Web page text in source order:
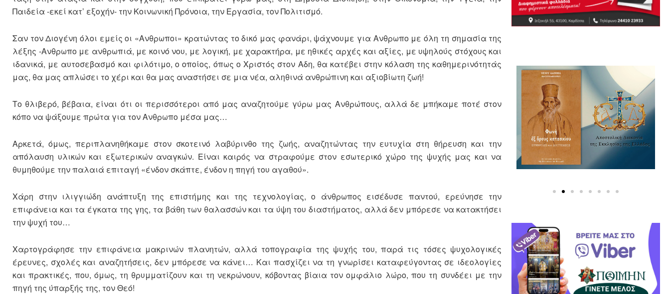
Παιδεία -εκεί κατ’ εξοχήν- την Κοινωνική Πρόνοια, την Εργασία, τον Πολιτισμό.
Σαν τον Διογένη όλοι εμείς οι «Ανθρωποι» κρατώντας το δικό μας φανάρι, ψάχνουμε για Ανθρωπο με όλη τη σημασία της
λέξης -Ανθρωπο με ανθρωπιά, με κοινό νου, με λογική, με χαρακτήρα, με ηθικές αρχές και αξίες, με υψηλούς στόχους και
ιδανικά, με αυτοσεβασμό και φιλότιμο, ο οποίος, όπως ο Χριστός στον Αδη, θα κατέβει στην κόλαση της καθημερινότητάς
μας, θα μας απλώσει το χέρι και θα μας αναστήσει σε μια νέα, αληθινά ανθρώπινη και αξιοβίωτη ζωή!
Το θλιβερό, βέβαια, είναι ότι οι περισσότεροι από μας αναζητούμε γύρω μας Ανθρώπους, αλλά δε μπήκαμε ποτέ στον
κόπο να ψάξουμε πρώτα για τον Ανθρωπο μέσα μας…
Αρκετά, όμως, περιπλανηθήκαμε στον σκοτεινό λαβύρινθο της ζωής, αναζητώντας την ευτυχία στη θήρευση και την
απόλαυση υλικών και εξωτερικών αναγκών. Είναι καιρός να στραφούμε στον εσωτερικό χώρο της ψυχής μας και να
θυμηθούμε την παλαιά επιταγή «ένδον σκάπτε, ένδον η πηγή του αγαθού».
Χάρη στην ιλιγγιώδη ανάπτυξη της επιστήμης και της τεχνολογίας, ο άνθρωπος εισέδυσε παντού, ερεύνησε την
επιφάνεια και τα έγκατα της γης, τα βάθη των θαλασσών και τα ύψη του διαστήματος, αλλά δεν μπόρεσε να κατακτήσει
την ψυχή του…
Χαρτογράφησε την επιφάνεια μακρινών πλανητών, αλλά τοπογραφία της ψυχής του, παρά τις τόσες ψυχολογικές
έρευνες, σχολές και αναζητήσεις, δεν μπόρεσε να κάνει… Και πασχίζει να τη γνωρίσει καταφεύγοντας σε ιδεολογίες
και πρακτικές, που, όμως, τη θρυμματίζουν και τη νεκρώνουν, κόβοντας βίαια τον ομφάλιο λώρο, που τη συνδέει με την
πηγή της ύπαρξής της, τον Θεό!